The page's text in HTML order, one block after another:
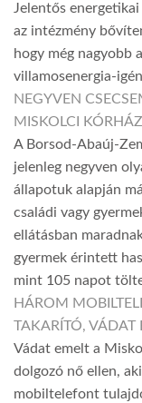
Jelentős
az intézmény
hogy még nagyobb
villamosenergia-
NEGYVEN
MISKOLCI
A Borsod-Abaúj-
jelenleg negyven
állapotuk alapján
családi vagy
ellátásban
gyermek érintett
mint 105 napot
HÁROM
TAKARÍTÓ, VÁDAT
Vádat emelt a
dolgozó nő ellen,
mobiltelefont